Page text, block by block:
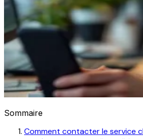
Sommaire
Comment contacter le service